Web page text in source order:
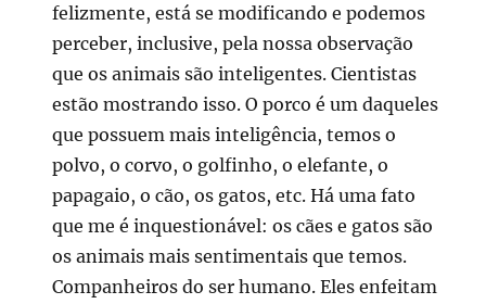
felizmente, está se modificando e podemos
perceber, inclusive, pela nossa observação
que os animais são inteligentes. Cientistas
estão mostrando isso. O porco é um daqueles
que possuem mais inteligência, temos o
polvo, o corvo, o golfinho, o elefante, o
papagaio, o cão, os gatos, etc. Há uma fato
que me é inquestionável: os cães e gatos são
os animais mais sentimentais que temos.
Companheiros do ser humano. Eles enfeitam